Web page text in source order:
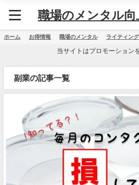
職場のメンタル
ホーム お得情報 職場のメンタル ライティング
当サイトはプロモーション
副業の記事一覧